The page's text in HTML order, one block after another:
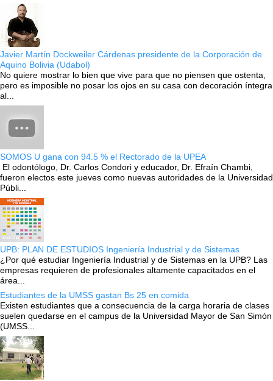
Javier Martín Dockweiler Cárdenas presidente de la Corporación de
Aquino Bolivia (Udabol)
No quiere mostrar lo bien que vive para que no piensen que ostenta,
pero es imposible no posar los ojos en su casa con decoración íntegra
al...
SOMOS U gana con 94.5 % el Rectorado de la UPEA
El odontólogo, Dr. Carlos Condori y educador, Dr. Efraín Chambi,
fueron electos este jueves como nuevas autoridades de la Universidad
Públi...
UPB: PLAN DE ESTUDIOS Ingeniería Industrial y de Sistemas
¿Por qué estudiar Ingeniería Industrial y de Sistemas en la UPB? Las
empresas requieren de profesionales altamente capacitados en el
área...
Estudiantes de la UMSS gastan Bs 25 en comida
Existen estudiantes que a consecuencia de la carga horaria de clases
suelen quedarse en el campus de la Universidad Mayor de San Simón
(UMSS...